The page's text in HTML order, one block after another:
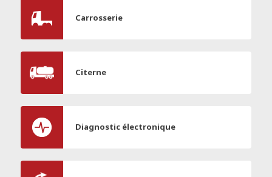
Carrosserie
Citerne
Diagnostic électronique